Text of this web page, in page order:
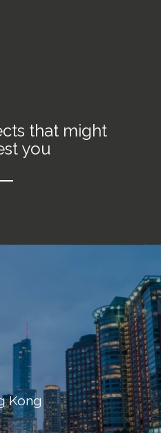
that might
you
Kong